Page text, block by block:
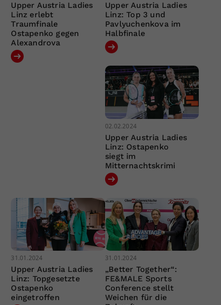
Upper Austria Ladies
Linz erlebt
Traumfinale
Ostapenko gegen
Alexandrova
Upper Austria Ladies
Linz: Top 3 und
Pavlyuchenkova im
Halbfinale
02.02.2024
Upper Austria Ladies
Linz: Ostapenko
siegt im
Mitternachtskrimi
31.01.2024
Upper Austria Ladies
Linz: Topgesetzte
Ostapenko
eingetroffen
31.01.2024
„Better Together“:
FE&MALE Sports
Conference stellt
Weichen für die